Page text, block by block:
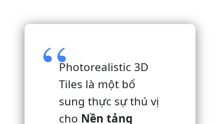
Photorealistic 3D
Tiles là một bổ
sung thực sự thú vị
cho Nền tảng